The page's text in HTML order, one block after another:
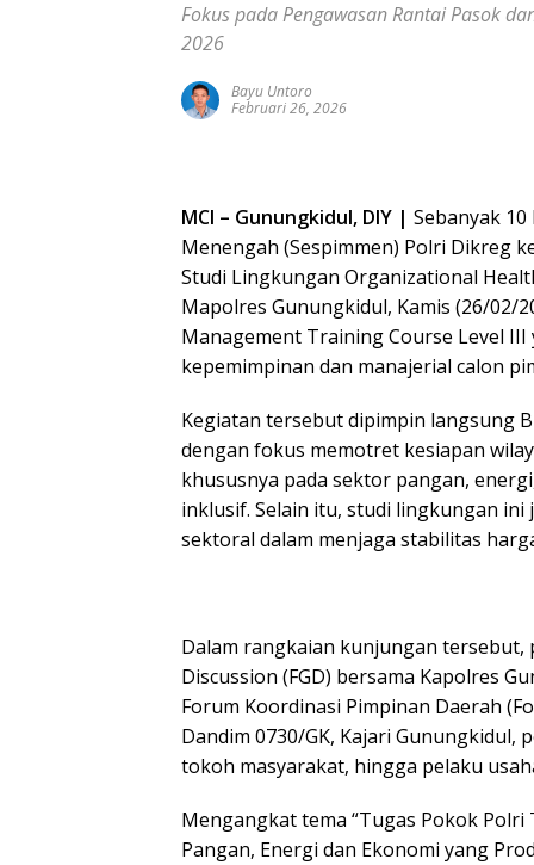
Fokus pada Pengawasan Rantai Pasok
2026
Bayu Untoro
Februari 26, 2026
MCI – Gunungkidul, DIY | Sebanyak
Menengah (Sespimmen) Polri Dikreg
Studi Lingkungan Organizational
Mapolres Gunungkidul, Kamis (26/02/
Management Training Course Level
kepemimpinan dan manajerial calon
Kegiatan tersebut dipimpin langsung
dengan fokus memotret kesiapan
khususnya pada sektor pangan,
inklusif. Selain itu, studi lingkungan
sektoral dalam menjaga stabilitas
Dalam rangkaian kunjungan tersebut,
Discussion (FGD) bersama Kapolres
Forum Koordinasi Pimpinan Daerah
Dandim 0730/GK, Kajari Gunungkidul,
tokoh masyarakat, hingga pelaku
Mengangkat tema “Tugas Pokok
Pangan, Energi dan Ekonomi yang